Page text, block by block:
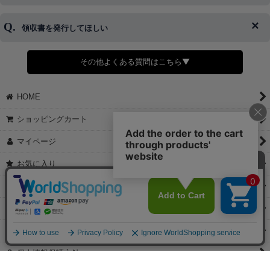
＞詳細は画像をタップ＜
◆商品発送前の変更は承っております。
さい。
領収書を発行してほしい
◆領収書はご希望頂いた場合のみ発行しております。
【これからご注文する場合】
STEP2「お届け先・お支払い」ページにて備考欄に下記の記載をお
願いします。
②宛名（空欄は上様は不可）
③但し書き（空欄やお品代は不可）
【すでにご注文が完了している場合】
①お電話・メール・LINEにて領収書希望の連絡をお願い致します
②後日、郵送にて領収書を送らせて頂きます。
①マイページから購入履歴→購入内容→領収書発行を選択。
②後日、郵送にて領収書を送らせて頂きます。
その他よくある質問はこちら▼
HOME
ショッピングカート
マイページ
お気に入り
特定商取引法表示
ご利用案内
お問い合せ
個人情報保護方針